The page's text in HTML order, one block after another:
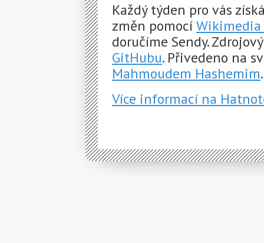
Každý týden pro vás
změn pomocíWikimedia
doručíme Sendy.
GitHubu. Přivedeno na
Mahmoudem Hashemim.
Více informací na